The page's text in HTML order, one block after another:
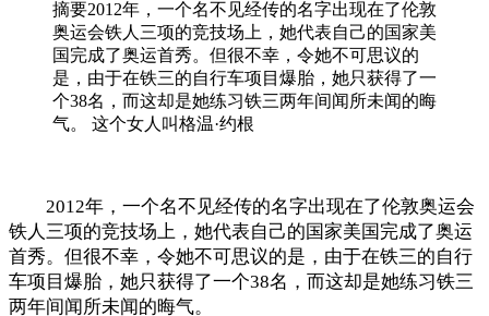
摘要2012年，一个名不见经传的名字出现在了伦敦
奥运会铁人三项的竞技场上，她代表自己的国家美
国完成了奥运首秀。但很不幸，令她不可思议的
是，由于在铁三的自行车项目爆胎，她只获得了一
个38名，而这却是她练习铁三两年间闻所未闻的晦
气。 这个女人叫格温·约根
2012年，一个名不见经传的名字出现在了伦敦奥运会
铁人三项的竞技场上，她代表自己的国家美国完成了奥运
首秀。但很不幸，令她不可思议的是，由于在铁三的自行
车项目爆胎，她只获得了一个38名，而这却是她练习铁三
两年间闻所未闻的晦气。